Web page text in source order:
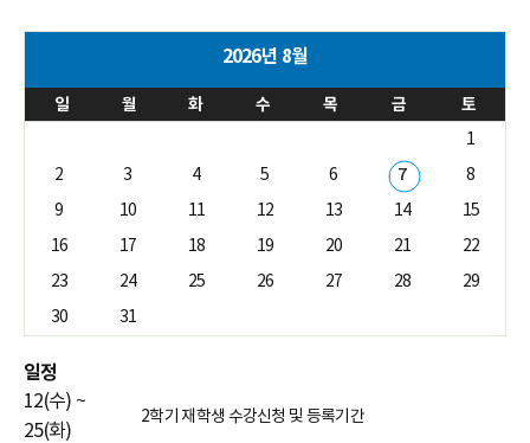
2026년 8월
일 월 화 수 목 금
토
1
2
3 4 5 6 7
8
9
10 11 12 13 14
15
16
17 18 19 20 21
22
23
24 25 26 27 28
29
30
31
일정
12(수) ~
25(화)
2학기 재학생 수강신청 및 등록기간